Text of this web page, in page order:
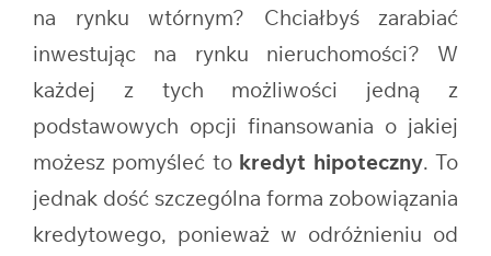
na rynku wtórnym? Chciałbyś zarabiać
inwestując na rynku nieruchomości? W
każdej z tych możliwości jedną z
podstawowych opcji finansowania o jakiej
możesz pomyśleć to kredyt hipoteczny. To
jednak dość szczególna forma zobowiązania
kredytowego, ponieważ w odróżnieniu od